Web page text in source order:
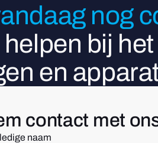
nog
bij
en
contact met
naam